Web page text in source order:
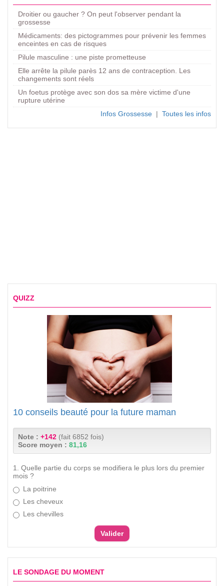
Droitier ou gaucher ? On peut l'observer pendant la
grossesse
Médicaments: des pictogrammes pour prévenir les femmes
enceintes en cas de risques
Pilule masculine : une piste prometteuse
Elle arrête la pilule parès 12 ans de contraception. Les
changements sont réels
Un foetus protège avec son dos sa mère victime d'une
rupture utérine
Infos Grossesse | Toutes les infos
QUIZZ
10 conseils beauté pour la future maman
Note : +142 (fait 6852 fois)
Score moyen : 81,16
1. Quelle partie du corps se modifiera le plus lors du premier
mois ?
La poitrine
Les cheveux
Les chevilles
LE SONDAGE DU MOMENT